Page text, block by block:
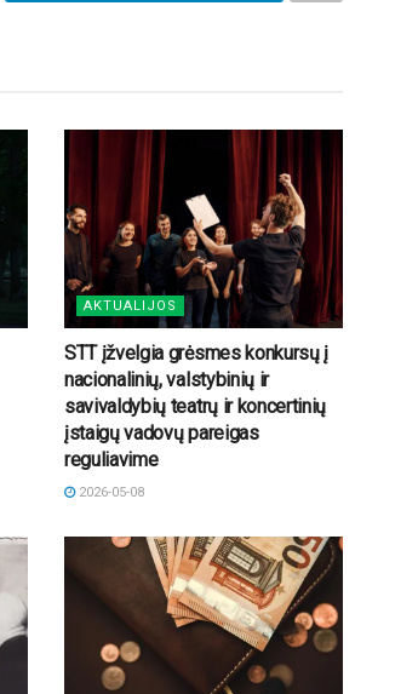
AKTUALIJOS
STT įžvelgia grėsmes konkursų į
nacionalinių, valstybinių ir
savivaldybių teatrų ir koncertinių
įstaigų vadovų pareigas
reguliavime
2026-05-08